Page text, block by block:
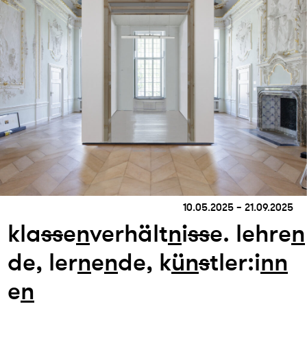
10.05.2025 – 21.09.2025
klassenverhältnisse. lehren
de, lernende, künstler:inn
en